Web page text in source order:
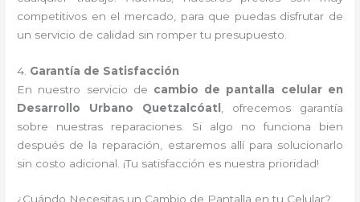
competitivos en el mercado, para que puedas disfrutar de
un servicio de calidad sin romper tu presupuesto.
4. Garantía de Satisfacción
En nuestro servicio de cambio de pantalla celular en
Desarrollo Urbano Quetzalcóatl , ofrecemos garantía
sobre nuestras reparaciones. Si algo no funciona bien
después de la reparación, estaremos allí para solucionarlo
sin costo adicional. ¡Tu satisfacción es nuestra prioridad!
¿Cuándo Necesitas un Cambio de Pantalla en tu Celular?